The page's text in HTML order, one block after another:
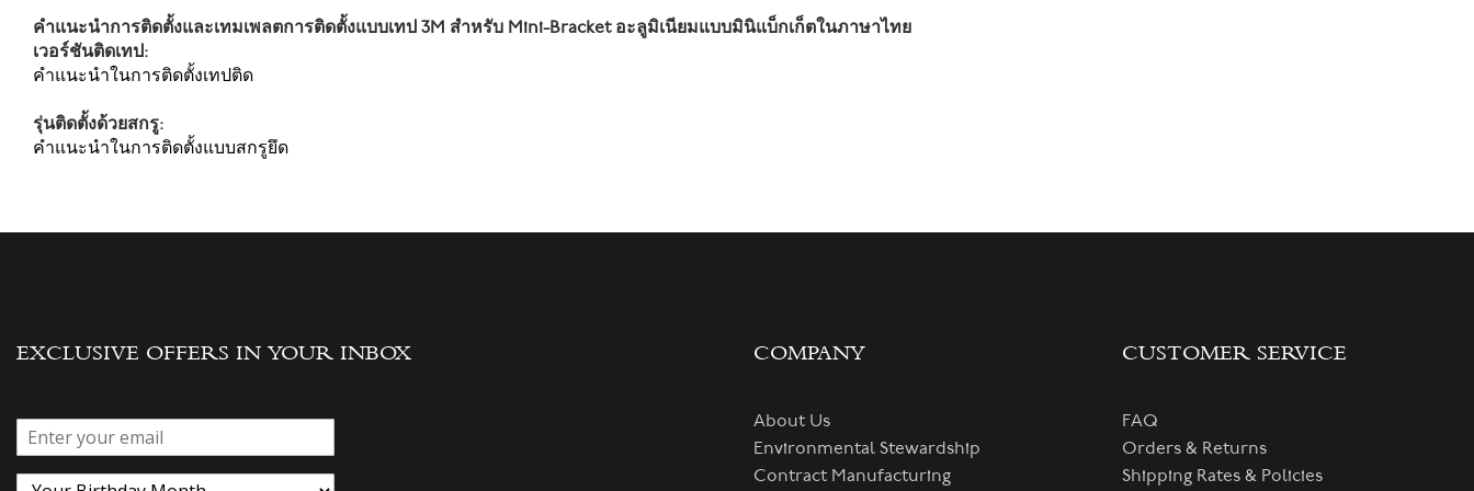
คำแนะนำการติดตั้งและเทมเพลตการติดตั้งแบบเทป 3M สำหรับ Mini-Bracket อะลูมิเนียมแบบมินิแบ็กเก็ตในภาษาไทย
เวอร์ชันติดเทป:
คำแนะนำในการติดตั้งเทปติด
รุ่นติดตั้งด้วยสกรู:
คำแนะนำในการติดตั้งแบบสกรูยึด
EXCLUSIVE OFFERS IN YOUR INBOX COMPANY
About Us
Environmental Stewardship
Contract Manufacturing
CUSTOMER SERVICE
FAQ
Orders & Returns
Shipping Rates & Policies